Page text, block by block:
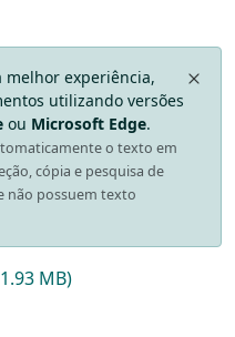
melhor experiência,
utilizando versões
ou Microsoft Edge.
o texto em
cópia e pesquisa de
não possuem texto
MB)